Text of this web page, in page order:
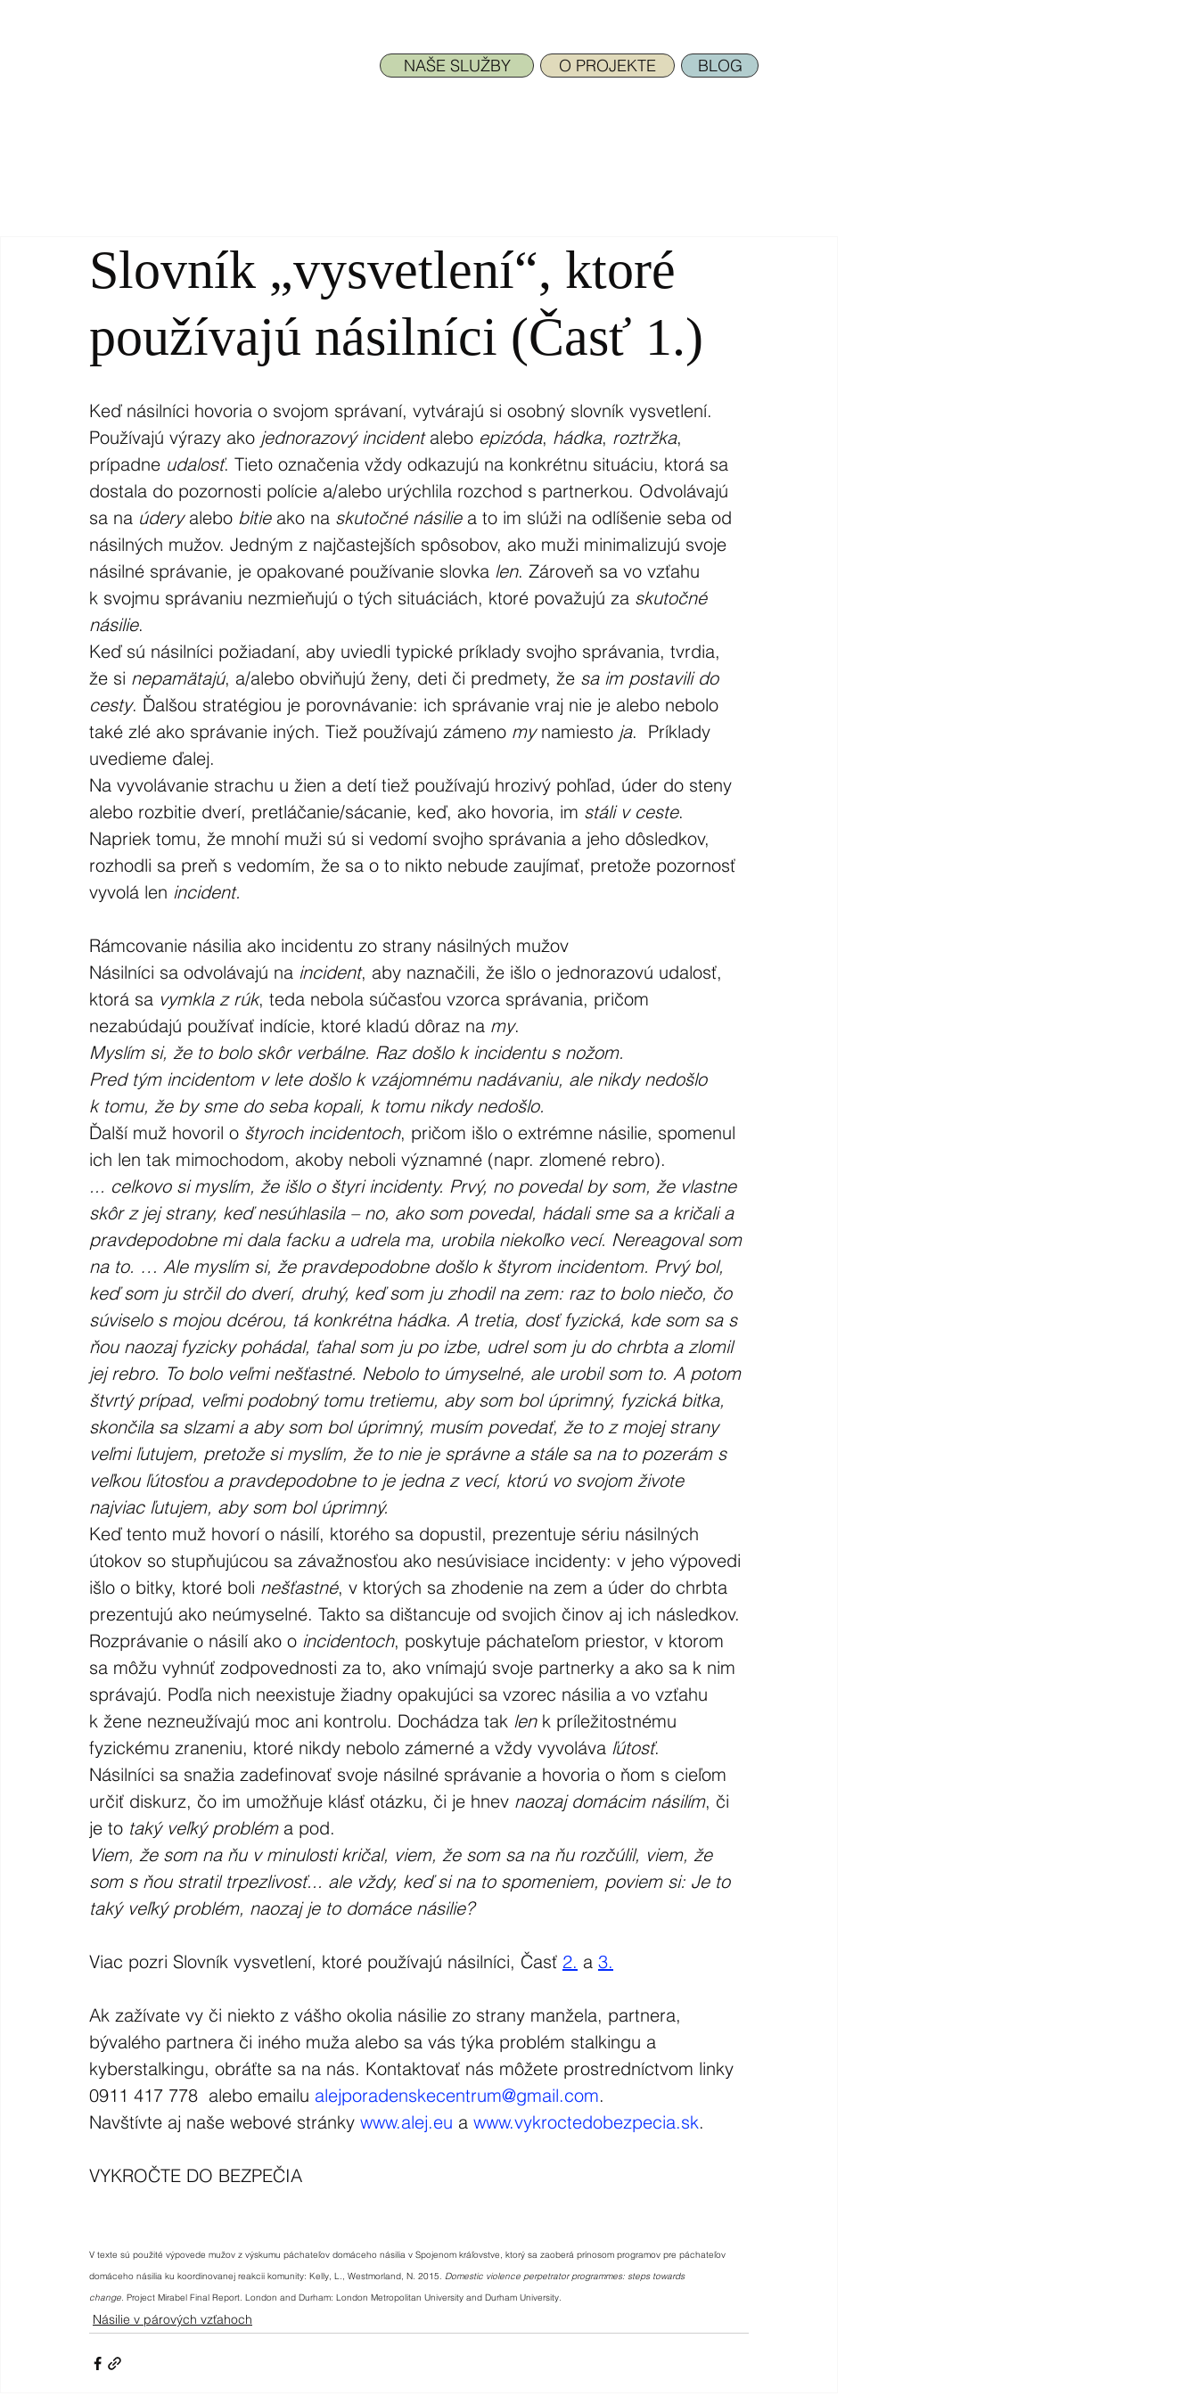
Slovník „vysvetlení“, ktoré
používajú násilníci (Časť 1.)
Keď násilníci hovoria o svojom správaní, vytvárajú si osobný slovník vysvetlení.
Používajú výrazy ako jednorazový incident alebo epizóda, hádka, roztržka,
prípadne udalosť. Tieto označenia vždy odkazujú na konkrétnu situáciu, ktorá sa
dostala do pozornosti polície a/alebo urýchlila rozchod s partnerkou. Odvolávajú
sa na údery alebo bitie ako na skutočné násilie a to im slúži na odlíšenie seba od
násilných mužov. Jedným z najčastejších spôsobov, ako muži minimalizujú svoje
násilné správanie, je opakované používanie slovka len. Zároveň sa vo vzťahu
k svojmu správaniu nezmieňujú o tých situáciách, ktoré považujú za skutočné
násilie.
Keď sú násilníci požiadaní, aby uviedli typické príklady svojho správania, tvrdia,
že si nepamätajú, a/alebo obviňujú ženy, deti či predmety, že sa im postavili do
cesty. Ďalšou stratégiou je porovnávanie: ich správanie vraj nie je alebo nebolo
také zlé ako správanie iných. Tiež používajú zámeno my namiesto ja.  Príklady
uvedieme ďalej.
Na vyvolávanie strachu u žien a detí tiež používajú hrozivý pohľad, úder do steny
alebo rozbitie dverí, pretláčanie/sácanie, keď, ako hovoria, im stáli v ceste.
Napriek tomu, že mnohí muži sú si vedomí svojho správania a jeho dôsledkov,
rozhodli sa preň s vedomím, že sa o to nikto nebude zaujímať, pretože pozornosť
vyvolá len incident.
Rámcovanie násilia ako incidentu zo strany násilných mužov
Násilníci sa odvolávajú na incident, aby naznačili, že išlo o jednorazovú udalosť,
ktorá sa vymkla z rúk, teda nebola súčasťou vzorca správania, pričom
nezabúdajú používať indície, ktoré kladú dôraz na my.
Myslím si, že to bolo skôr verbálne. Raz došlo k incidentu s nožom.
Pred tým incidentom v lete došlo k vzájomnému nadávaniu, ale nikdy nedošlo
k tomu, že by sme do seba kopali, k tomu nikdy nedošlo.
Ďalší muž hovoril o štyroch incidentoch, pričom išlo o extrémne násilie, spomenul
ich len tak mimochodom, akoby neboli významné (napr. zlomené rebro).
... celkovo si myslím, že išlo o štyri incidenty. Prvý, no povedal by som, že vlastne
skôr z jej strany, keď nesúhlasila – no, ako som povedal, hádali sme sa a kričali a
pravdepodobne mi dala facku a udrela ma, urobila niekoľko vecí. Nereagoval som
na to. … Ale myslím si, že pravdepodobne došlo k štyrom incidentom. Prvý bol,
keď som ju strčil do dverí, druhý, keď som ju zhodil na zem: raz to bolo niečo, čo
súviselo s mojou dcérou, tá konkrétna hádka. A tretia, dosť fyzická, kde som sa s
ňou naozaj fyzicky pohádal, ťahal som ju po izbe, udrel som ju do chrbta a zlomil
jej rebro. To bolo veľmi nešťastné. Nebolo to úmyselné, ale urobil som to. A potom
štvrtý prípad, veľmi podobný tomu tretiemu, aby som bol úprimný, fyzická bitka,
skončila sa slzami a aby som bol úprimný, musím povedať, že to z mojej strany
veľmi ľutujem, pretože si myslím, že to nie je správne a stále sa na to pozerám s
veľkou ľútosťou a pravdepodobne to je jedna z vecí, ktorú vo svojom živote
najviac ľutujem, aby som bol úprimný.
Keď tento muž hovorí o násilí, ktorého sa dopustil, prezentuje sériu násilných
útokov so stupňujúcou sa závažnosťou ako nesúvisiace incidenty: v jeho výpovedi
išlo o bitky, ktoré boli nešťastné, v ktorých sa zhodenie na zem a úder do chrbta
prezentujú ako neúmyselné. Takto sa dištancuje od svojich činov aj ich následkov.
Rozprávanie o násilí ako o incidentoch, poskytuje páchateľom priestor, v ktorom
sa môžu vyhnúť zodpovednosti za to, ako vnímajú svoje partnerky a ako sa k nim
správajú. Podľa nich neexistuje žiadny opakujúci sa vzorec násilia a vo vzťahu
k žene nezneužívajú moc ani kontrolu. Dochádza tak len k príležitostnému
fyzickému zraneniu, ktoré nikdy nebolo zámerné a vždy vyvoláva ľútosť.
Násilníci sa snažia zadefinovať svoje násilné správanie a hovoria o ňom s cieľom
určiť diskurz, čo im umožňuje klásť otázku, či je hnev naozaj domácim násilím, či
je to taký veľký problém a pod.
Viem, že som na ňu v minulosti kričal, viem, že som sa na ňu rozčúlil, viem, že
som s ňou stratil trpezlivosť... ale vždy, keď si na to spomeniem, poviem si: Je to
taký veľký problém, naozaj je to domáce násilie?
Viac pozri Slovník vysvetlení, ktoré používajú násilníci, Časť 2. a 3.
Ak zažívate vy či niekto z vášho okolia násilie zo strany manžela, partnera,
bývalého partnera či iného muža alebo sa vás týka problém stalkingu a
kyberstalkingu, obráťte sa na nás. Kontaktovať nás môžete prostredníctvom linky
0911 417 778  alebo emailu alejporadenskecentrum@gmail.com.
Navštívte aj naše webové stránky www.alej.eu a www.vykroctedobezpecia.sk.
VYKROČTE DO BEZPEČIA
V texte sú použité výpovede mužov z výskumu páchateľov domáceho násilia v Spojenom kráľovstve, ktorý sa zaoberá prínosom programov pre páchateľov
domáceho násilia ku koordinovanej reakcii komunity: Kelly, L., Westmorland, N. 2015. Domestic violence perpetrator programmes: steps towards
change. Project Mirabel Final Report. London and Durham: London Metropolitan University and Durham University.
Násilie v párových vzťahoch
NAŠE SLUŽBY BLOG
O PROJEKTE